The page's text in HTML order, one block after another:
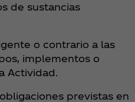
de sustancias
o contrario a las
implementos o
Actividad.
previstas en